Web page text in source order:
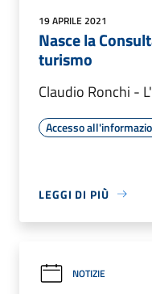
19 APRILE 2021
Nasce la
turismo
Claudio Ronchi -
Accesso
LEGGI DI PIÙ
NOTIZIE